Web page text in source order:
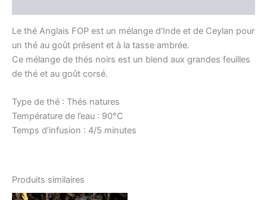
Le thé Anglais FOP est un mélange d’Inde et de Ceylan pour
un thé au goût présent et à la tasse ambrée.
Ce mélange de thés noirs est un blend aux grandes feuilles
de thé et au goût corsé.
Type de thé : Thés natures
Température de l’eau : 90°C
Temps d’infusion : 4/5 minutes
Produits similaires